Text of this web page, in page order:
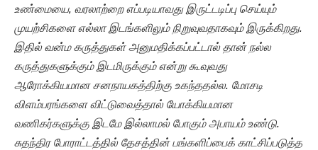
உண்மையை, வரலாற்றை எப்படியாவது இருட்டடிப்பு செய்யும்
முயற்சிகளை எல்லா இடங்களிலும் நிறுவுவதாகவும் இருக்கிறது.
இதில் வன்ம கருத்துகள் அனுமதிக்கப்பட்டால் தான் நல்ல
கருத்துகளுக்கும் இடமிருக்கும் என்று கூவுவது
ஆரோக்கியமான சனநாயகத்திற்கு உகந்ததல்ல. மோசடி
விளம்பரங்களை விட்டுவைத்தால் யோக்கியமான
வணிகர்களுக்கு இடமே இல்லாமல் போகும் அபாயம் உண்டு.
சுதந்திர போராட்டத்தில் தேசத்தின் பங்களிப்பைக் காட்சிப்படுத்த